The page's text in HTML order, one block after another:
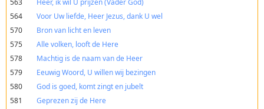
563
Heer, ik wil U prijzen (Vader God)
564
Voor Uw liefde, Heer Jezus, dank U wel
570
Bron van licht en leven
575
Alle volken, looft de Here
578
Machtig is de naam van de Heer
579
Eeuwig Woord, U willen wij bezingen
580
God is goed, komt zingt en jubelt
581
Geprezen zij de Here